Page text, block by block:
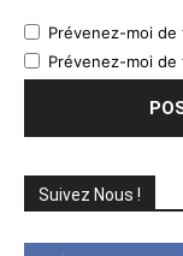
Prévenez-moi
Prévenez-moi
Suivez Nous !